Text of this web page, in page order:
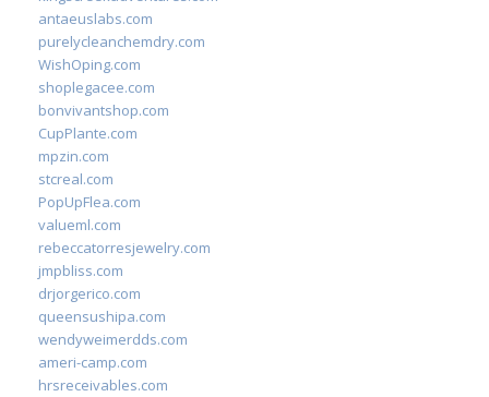
antaeuslabs.com
purelycleanchemdry.com
WishOping.com
shoplegacee.com
bonvivantshop.com
CupPlante.com
mpzin.com
stcreal.com
PopUpFlea.com
valueml.com
rebeccatorresjewelry.com
jmpbliss.com
drjorgerico.com
queensushipa.com
wendyweimerdds.com
ameri-camp.com
hrsreceivables.com